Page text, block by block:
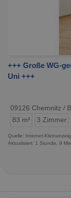
+++ Große WG-
Uni +++
09126 Chemnitz /
83 m²
3 Zimmer
Quelle: Internet-
Aktualisiert: 1 Stunde, 9